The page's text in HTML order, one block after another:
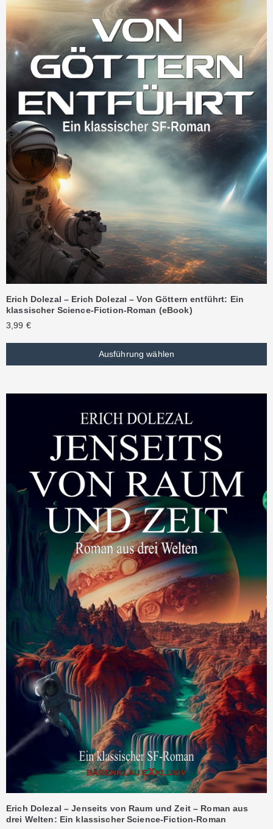
Erich Dolezal – Erich Dolezal – Von Göttern entführt: Ein
klassischer Science-Fiction-Roman (eBook)
3,99 €
Ausführung wählen
Erich Dolezal – Jenseits von Raum und Zeit – Roman aus
drei Welten: Ein klassischer Science-Fiction-Roman